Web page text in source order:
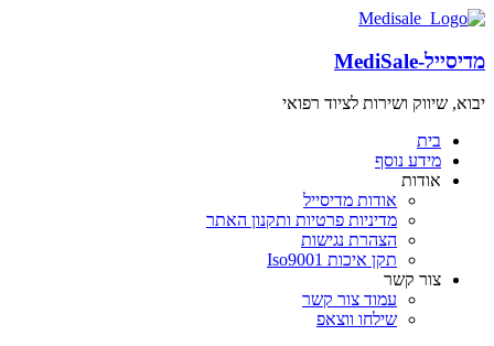
שִׂים
בְּאֲתָר
מֻפְעֶלֶת
לִנְגִישׁוּת
מדיסייל-MediSale
יבוא, שיווק ושירות לציוד רפואי
בית
מידע נוסף
אודות
אודות מדיסייל
מדיניות פרטיות ותקנון האתר
הצהרת נגישות
תקן איכות Iso9001
צור קשר
עמוד צור קשר
שילחו ווצאפ